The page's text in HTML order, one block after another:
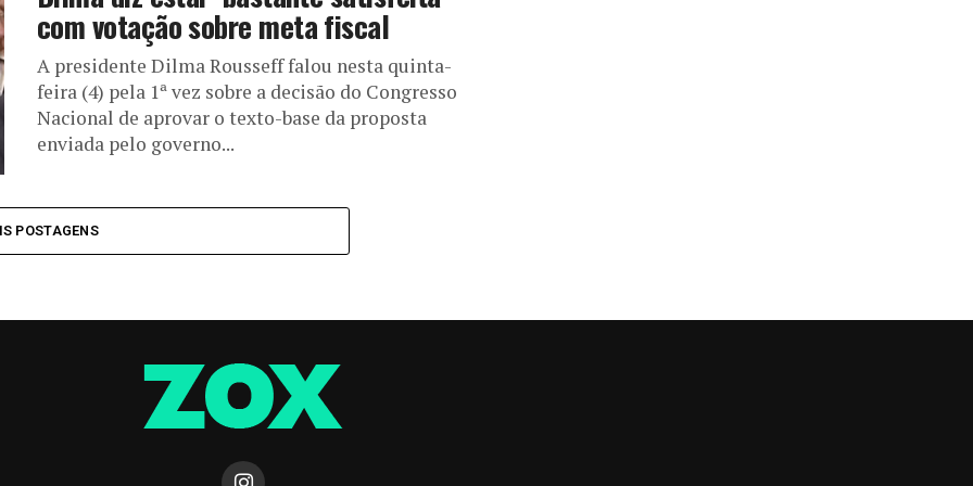
com votação sobre meta fiscal
A presidente Dilma Rousseff falou nesta quinta-
feira (4) pela 1ª vez sobre a decisão do Congresso
Nacional de aprovar o texto-base da proposta
enviada pelo governo...
POSTAGENS